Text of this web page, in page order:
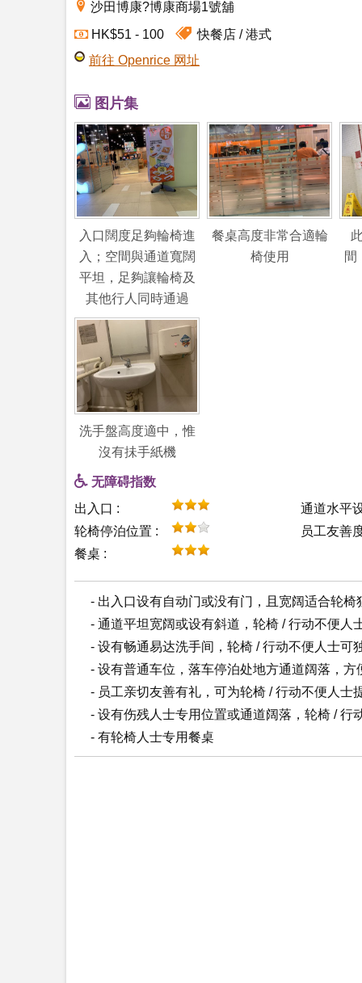
沙田博康?博康商場1號舖
HK$51 - 100 快餐店
港式
前往 Openrice 网址
图片集
入口闊度足夠輪椅進
入；空間與通道寬闊
平坦，足夠讓輪椅及
其他行人同時通過
餐桌高度非常合適輪
椅使用
間
洗手盤高度適中，惟
沒有抺手紙機
无障碍指数
出入口 :
通道水平
轮椅停泊位置 :
员工友善
餐桌 :
- 出入口设有自动门或没有门，且宽阔适合轮椅
- 通道平坦宽阔或设有斜道，轮椅 / 行动不便人
- 设有畅通易达洗手间，轮椅 / 行动不便人士可
- 设有普通车位，落车停泊处地方通道阔落，方
- 员工亲切友善有礼，可为轮椅 / 行动不便人士
- 设有伤残人士专用位置或通道阔落，轮椅 / 行
- 有轮椅人士专用餐桌